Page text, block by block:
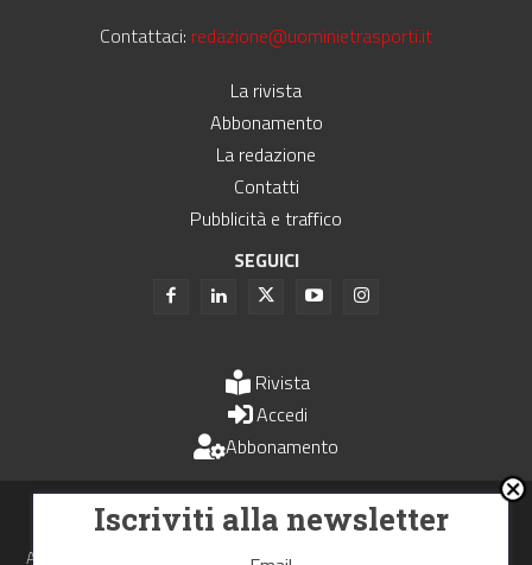
Contattaci: redazione@uominietrasporti.it
La rivista
Abbonamento
La redazione
Contatti
Pubblicità e traffico
SEGUICI
Rivista
Accedi
Abbonamento
Uomini e Trasporti è un periodico associato all'Unione Stampa
Periodica Italiana - USPI
Autorizzazione del Tribunale di Bologna N.4993 del 15 giugno 1982
Iscriviti alla newsletter